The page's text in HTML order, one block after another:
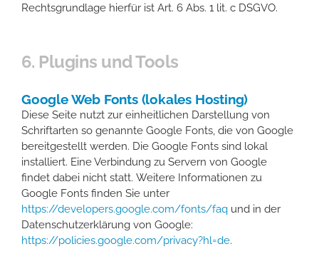
Rechtsgrundlage hierfür ist Art. 6 Abs. 1 lit. c DSGVO.
6. Plugins und Tools
Google Web Fonts (lokales Hosting)
Diese Seite nutzt zur einheitlichen Darstellung von
Schriftarten so genannte Google Fonts, die von Google
bereitgestellt werden. Die Google Fonts sind lokal
installiert. Eine Verbindung zu Servern von Google
findet dabei nicht statt. Weitere Informationen zu
Google Fonts finden Sie unter
https://developers.google.com/fonts/faqund in der
Datenschutzerklärung von Google:
https://policies.google.com/privacy?hl=de.